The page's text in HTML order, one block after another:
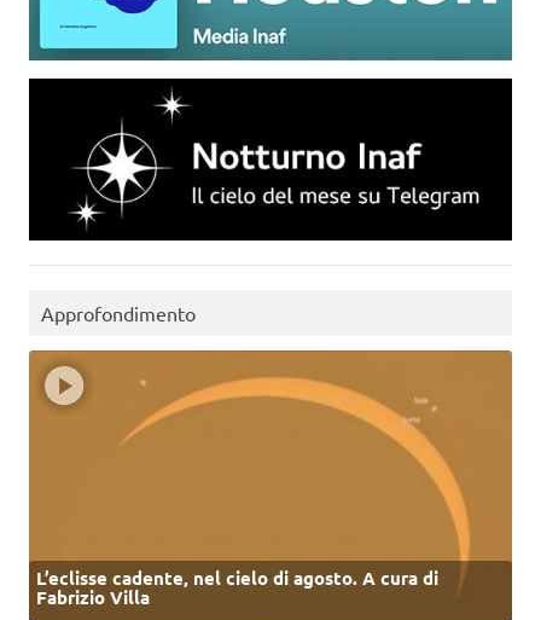
Approfondimento
L’eclisse cadente, nel cielo di agosto. A cura di
Fabrizio Villa